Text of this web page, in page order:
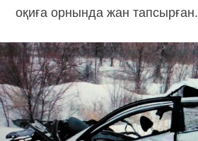
оқиға орнында жан тапсырған.